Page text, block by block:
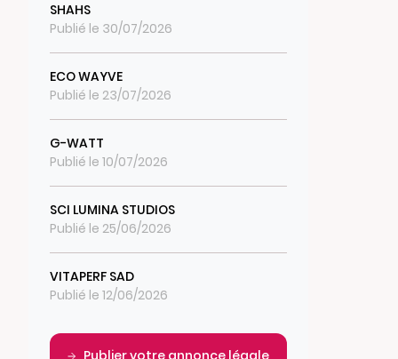
SHAHS
Publié le 30/07/2026
ECO WAYVE
Publié le 23/07/2026
G-WATT
Publié le 10/07/2026
SCI LUMINA STUDIOS
Publié le 25/06/2026
VITAPERF SAD
Publié le 12/06/2026
Publier votre annonce légale